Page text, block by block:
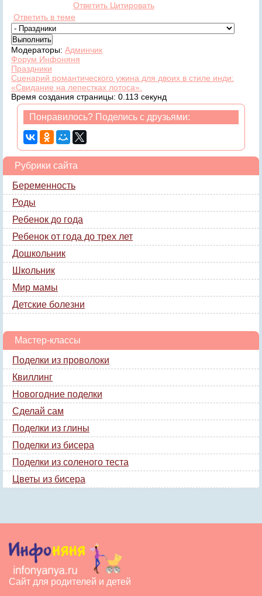
Ответить Цитировать
Ответить в теме
Модераторы: Админчик
Форум Инфоняня
Праздники
Сценарий романтического ужина для двоих в стиле инди:
«Свидание на лепестках лотоса».
Время создания страницы: 0.113 секунд
Понравилось? Поделись с друзьями:
Рубрики сайта
Беременность
Роды
Ребенок до года
Ребенок от года до трех лет
Дошкольник
Школьник
Мир мамы
Детские болезни
Мастер-классы
Поделки из проволоки
Квиллинг
Новогодние поделки
Сделай сам
Поделки из глины
Поделки из бисера
Поделки из соленого теста
Цветы из бисера
Сайт для родителей и детей